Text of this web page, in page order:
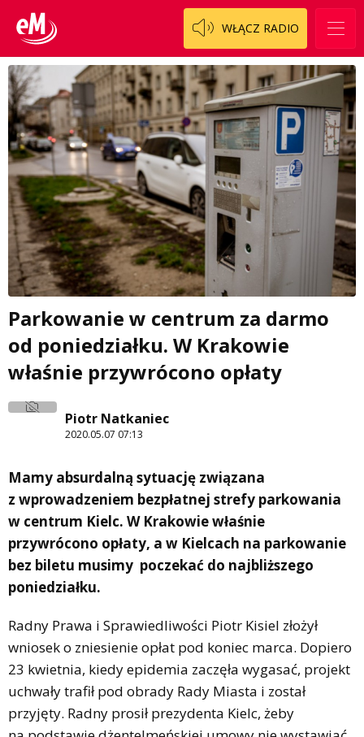
WŁĄCZ RADIO
Parkowanie w centrum za darmo
od poniedziałku. W Krakowie
właśnie przywrócono opłaty
Piotr Natkaniec
2020.05.07 07:13
Mamy absurdalną sytuację związana
z wprowadzeniem bezpłatnej strefy parkowania
w centrum Kielc. W Krakowie właśnie
przywrócono opłaty, a w Kielcach na parkowanie
bez biletu musimy poczekać do najbliższego
poniedziałku.
Radny Prawa i Sprawiedliwości Piotr Kisiel złożył
wniosek o zniesienie opłat pod koniec marca. Dopiero
23 kwietnia, kiedy epidemia zaczęła wygasać, projekt
uchwały trafił pod obrady Rady Miasta i został
przyjęty. Radny prosił prezydenta Kielc, żeby